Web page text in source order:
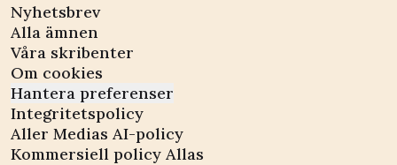
Nyhetsbrev
Alla ämnen
Våra skribenter
Om cookies
Hantera preferenser
Integritetspolicy
Aller Medias AI-policy
Kommersiell policy Allas